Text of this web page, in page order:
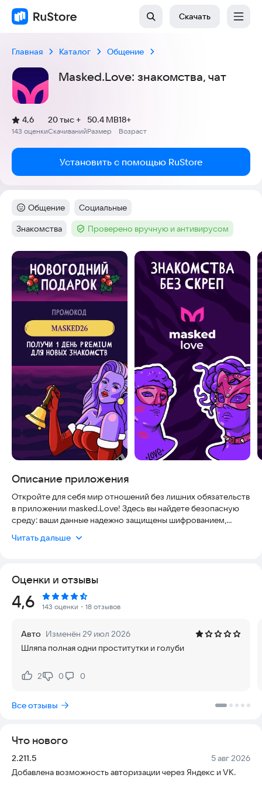
Скачать
Главная Каталог Общение
Masked.Love: знакомства, чат
Рейтинг:
4,6
(
143 оценки
)
Скачиваний
20 тыс +
Размер
50.4 MB
Возраст
18+
Установить с помощью RuStore
Категория:
Общение Тег:
Социальные
Тег:
Знакомства Тег :Проверено вручную и антивирусом
Скриншоты
Описание приложения
Откройте для себя мир отношений без лишних обязательств
в приложении masked.Love! Здесь вы найдете безопасную
среду: ваши данные надежно защищены шифрованием,
актуальность подтверждается активным сообществом, где
интересных встреч и начала страстных историй ❤️‍🔥.
Ваш вход в masked.love означает надевание масок с
настоящих венецианских балов и погружение в общение,
дающая свободу самовыражения. Общайтесь откровенно и
флиртуйте без стеснения в лучших традициях маскарада! 🎭
Каждый пользователь может разместить бесплатное
объявление и ответить на другие. Пишите не спеша,
личность или продолжать общение под masкой до конца
В нашей программе:
Masked.Love — это приложение, где вы свободны от
Читать дальше
Оценки и отзывы
Рейтинг:
4,6 143 оценки ・18 отзывов
Авто Изменён 29 июл 2026
Шляпа полная одни проститутки и голуби
Нравится:
2Не нравится:
0 0
Все отзывы
Что нового
Версия:
2.211.5 Дата:
5 авг 2026
Добавлена возможность авторизации через Яндекс и VK.